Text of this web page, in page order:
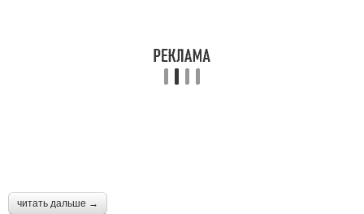
читать дальше →